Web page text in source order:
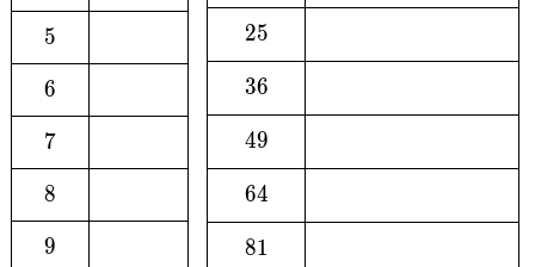
5
5
6
6
7
7
8
8
9
9
25
25
36
36
49
49
64
64
81
81